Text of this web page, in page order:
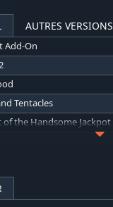
AUTRES VERSIONS
Add-On
Tentacles
the Handsome Jackpot